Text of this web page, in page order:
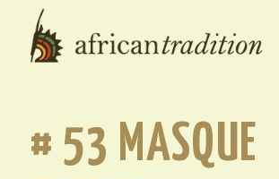
# 53 MASQUE